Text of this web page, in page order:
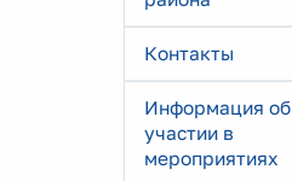
Контакты
Информация об
участии в
мероприятиях